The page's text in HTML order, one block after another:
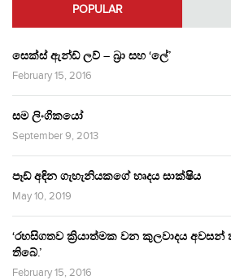
POPULAR
සෙක්ස් ඇන්ඩ් ලව් – බ්‍රා සහ ‘ලේ’
February 15, 2016
සම ලිංගිකයෝ
September 9, 2013
පෑඩ් අඳින ගැහැනියකගේ හෘදය සාක්ෂිය
May 10, 2019
‘රහසිගතව ක්‍රියාත්මක වන කුලවාදය අවසන්
තිබේ.’
February 15, 2016